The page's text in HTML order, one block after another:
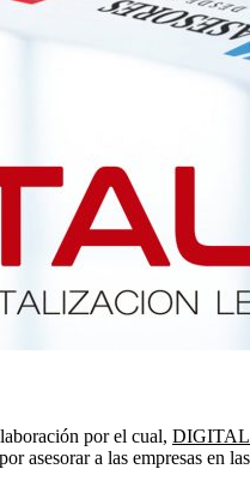
por el cual,
asesorar a las empresas en